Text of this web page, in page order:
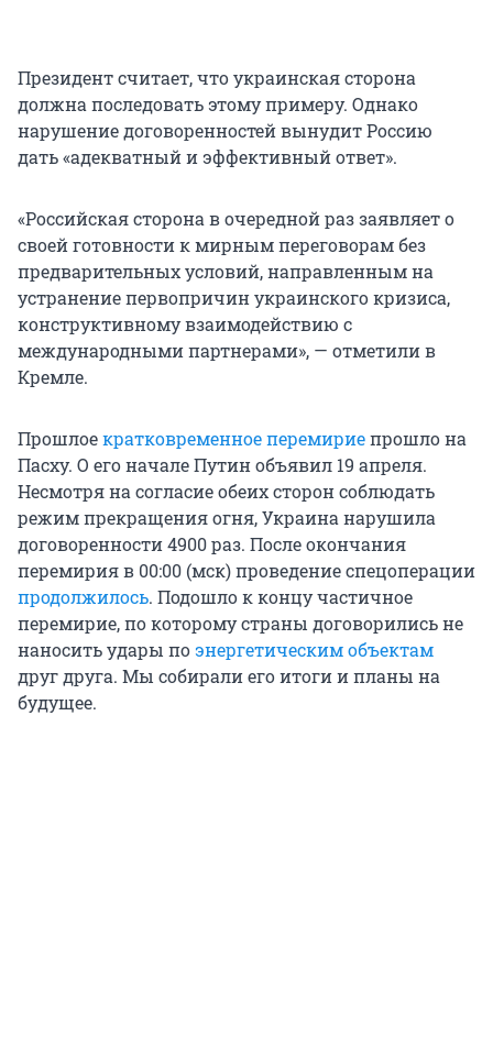
Президент считает, что украинская сторона
должна последовать этому примеру. Однако
нарушение договоренностей вынудит Россию
дать «адекватный и эффективный ответ».
«Российская сторона в очередной раз заявляет о
своей готовности к мирным переговорам без
предварительных условий, направленным на
устранение первопричин украинского кризиса,
конструктивному взаимодействию с
международными партнерами», — отметили в
Кремле.
Прошлоекратковременное перемириепрошло на
Пасху. О его начале Путин объявил 19 апреля.
Несмотря на согласие обеих сторон соблюдать
режим прекращения огня, Украина нарушила
договоренности 4900 раз. После окончания
перемирия в 00:00 (мск) проведение спецоперации
продолжилось. Подошло к концу частичное
перемирие, по которому страны договорились не
наносить удары поэнергетическим объектам
друг друга. Мы собирали его итоги и планы на
будущее.